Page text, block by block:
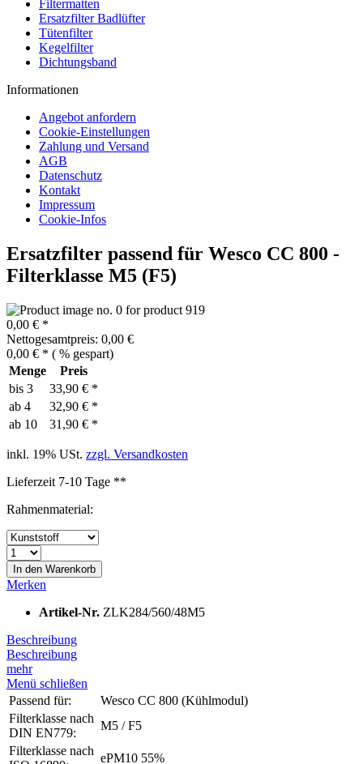
Filtermatten
Ersatzfilter Badlüfter
Tütenfilter
Kegelfilter
Dichtungsband
Informationen
Angebot anfordern
Cookie-Einstellungen
Zahlung und Versand
AGB
Datenschutz
Kontakt
Impressum
Cookie-Infos
Ersatzfilter passend für Wesco CC 800 -
Filterklasse M5 (F5)
0,00 € *
Nettogesamtpreis: 0,00 €
0,00 € * ( % gespart)
Menge
Preis
bis 3
33,90 € *
ab 4
32,90 € *
ab 10 31,90 € *
inkl. 19% USt. zzgl. Versandkosten
Lieferzeit 7-10 Tage **
Rahmenmaterial:
In den Warenkorb
Merken
Artikel-Nr. ZLK284/560/48M5
Beschreibung
Beschreibung
mehr
Menü schließen
Passend für:
Wesco CC 800 (Kühlmodul)
Filterklasse nach
DIN EN779:
M5 / F5
Filterklasse nach
ePM10 55%